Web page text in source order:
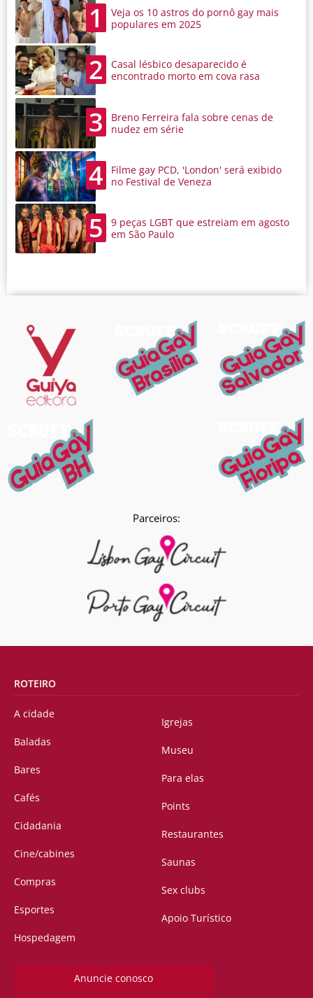
1
Veja os 10 astros do pornô gay mais
populares em 2025
2
Casal lésbico desaparecido é
encontrado morto em cova rasa
3
Breno Ferreira fala sobre cenas de
nudez em série
4
Filme gay PCD, 'London' será exibido
no Festival de Veneza
5
9 peças LGBT que estreiam em agosto
em São Paulo
Parceiros:
ROTEIRO
A cidade
Baladas
Bares
Cafés
Cidadania
Cine/cabines
Compras
Esportes
Hospedagem
Igrejas
Museu
Para elas
Points
Restaurantes
Saunas
Sex clubs
Apoio Turístico
Anuncie conosco